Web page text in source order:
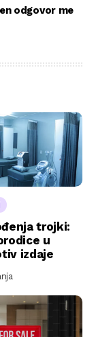
odgovor me
trojki:
u
izdaje